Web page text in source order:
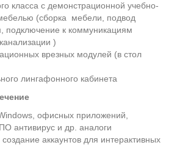
класса с демонстрационной учебно-
(сборка мебели, подвод
подключение к коммуникациям
)
врезных модулей (в стол
лингафонного кабинета
офисных приложений,
антивирус и др. аналоги
аккаунтов для интерактивных